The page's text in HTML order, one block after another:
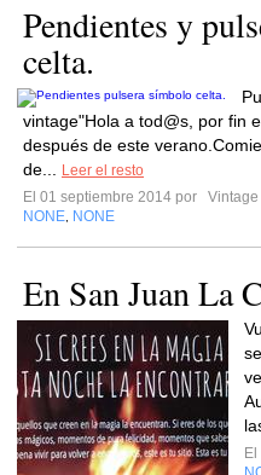
Pendientes y
celta.
vintage"Hola a tod@s, por fin
después de este
de...
Leer el resto
El 01 septiembre 2014 por
Vintage
NONE NONE
En San Juan La